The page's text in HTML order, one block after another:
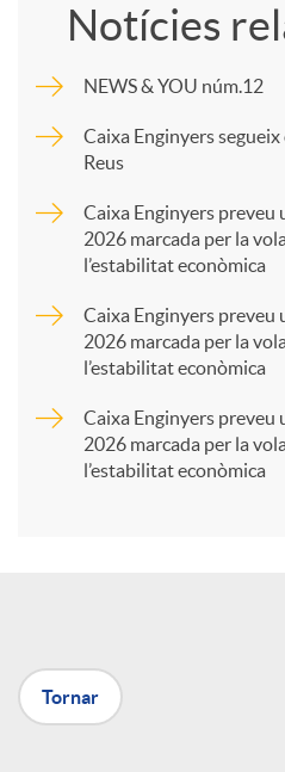
m
p
a
X
Notícies
NEWS & YOU núm.12
Caixa Enginyers
Reus
Caixa Enginyers preveu
2026 marcada per la
l’estabilitat econòmica
Caixa Enginyers preveu
2026 marcada per la
l’estabilitat econòmica
Caixa Enginyers preveu
2026 marcada per la
l’estabilitat econòmica
Tornar